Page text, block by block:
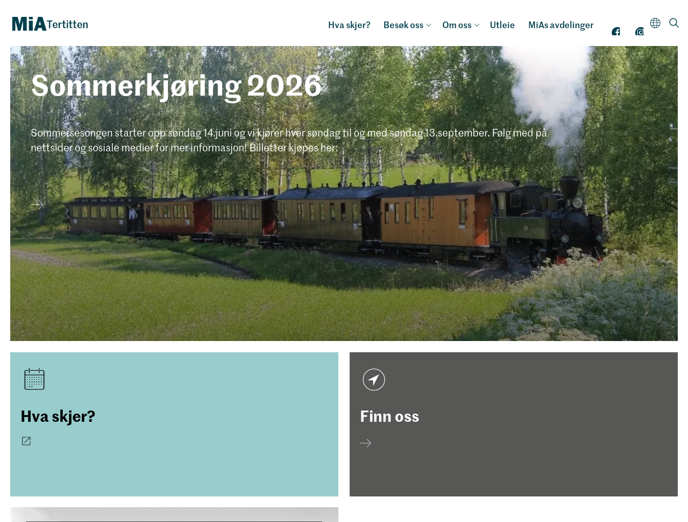
Tertitten Hva skjer? Besøk oss Om oss Utleie MiAs avdelinger
FacebookInstagram
Sommerkjøring 2026
Sommersesongen starter opp søndag 14.juni og vi kjører hver søndag til og med søndag 13.september. Følg med på
nettsider og sosiale medier for mer informasjon! Billetter kjøpes her:
Hva skjer? Finn oss